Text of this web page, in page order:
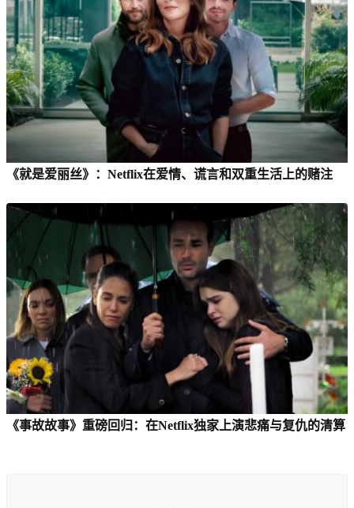
《就是爱丽丝》：Netflix在爱情、谎言和双重生活上的赌注
《事故故事》重磅回归：在Netflix独家上演悲痛与复仇的清算